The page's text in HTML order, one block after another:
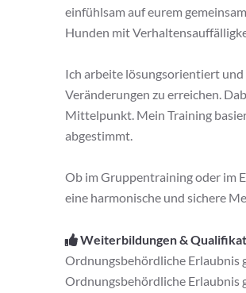
einfühlsam auf eurem
Hunden mit
Ich arbeite lösungsorientiert
Veränderungen zu erreichen.
Mittelpunkt. Mein Training
abgestimmt.
Ob im Gruppentraining oder im
eine harmonische und sichere
Weiterbildungen &
Ordnungsbehördliche Erlaubnis
Ordnungsbehördliche Erlaubnis